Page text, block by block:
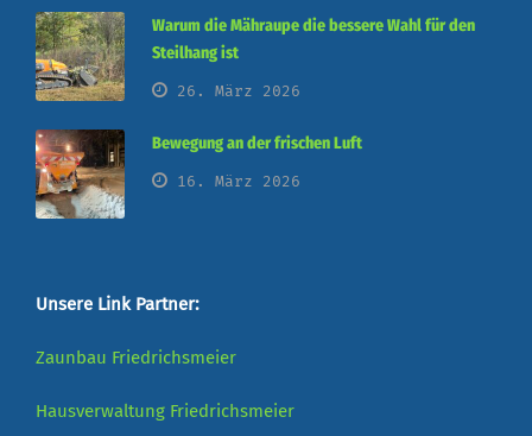
Warum die Mähraupe die bessere Wahl für den
Steilhang ist
26. März 2026
Bewegung an der frischen Luft
16. März 2026
Unsere Link Partner:
Zaunbau Friedrichsmeier
Hausverwaltung Friedrichsmeier